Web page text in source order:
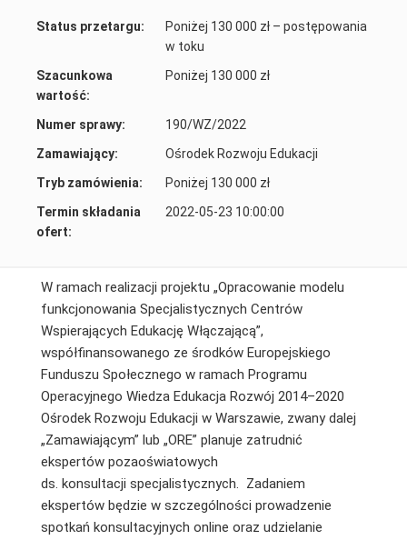
Status przetargu:
Poniżej 130 000 zł – postępowania
w toku
Szacunkowa
wartość:
Poniżej 130 000 zł
Numer sprawy:
190/WZ/2022
Zamawiający:
Ośrodek Rozwoju Edukacji
Tryb zamówienia:
Poniżej 130 000 zł
Termin składania
ofert:
2022-05-23 10:00:00
W ramach realizacji projektu „Opracowanie modelu
funkcjonowania Specjalistycznych Centrów
Wspierających Edukację Włączającą”,
współfinansowanego ze środków Europejskiego
Funduszu Społecznego w ramach Programu
Operacyjnego Wiedza Edukacja Rozwój 2014–2020
Ośrodek Rozwoju Edukacji w Warszawie, zwany dalej
„Zamawiającym” lub „ORE” planuje zatrudnić
ekspertów pozaoświatowych
ds. konsultacji specjalistycznych. Zadaniem
ekspertów będzie w szczególności prowadzenie
spotkań konsultacyjnych online oraz udzielanie